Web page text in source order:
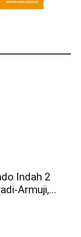
Indah 2
Armuji,...